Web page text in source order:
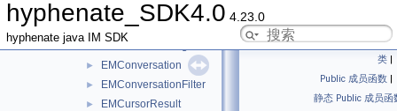
hyphenate_SDK4.0 4.23.0
hyphenate java IM SDK
► EMCmdMessageBody
EMContact
► EMConversation
► EMConversationFilter
► EMCursorResult
类 |
Public 成员函数 |
静态 Public 成员函